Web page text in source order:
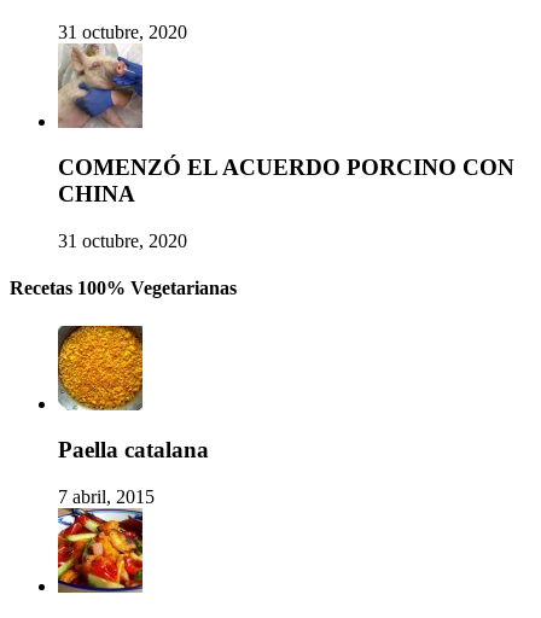
31 octubre, 2020
COMENZÓ EL ACUERDO PORCINO CON
CHINA
31 octubre, 2020
Recetas 100% Vegetarianas
Paella catalana
7 abril, 2015